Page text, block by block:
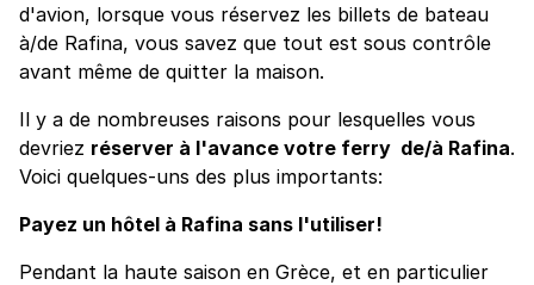
d'avion, lorsque vous réservez les billets de bateau
à/de Rafina, vous savez que tout est sous contrôle
avant même de quitter la maison.
Il y a de nombreuses raisons pour lesquelles vous
devriez réserver à l'avance votre ferry de/à Rafina.
Voici quelques-uns des plus importants:
Payez un hôtel à Rafina sans l'utiliser!
Pendant la haute saison en Grèce, et en particulier